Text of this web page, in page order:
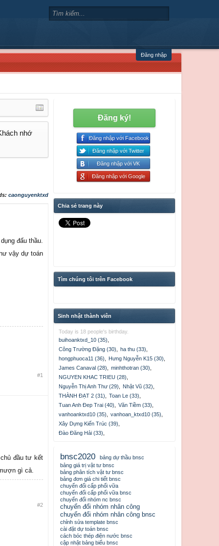
Đăng nhập
nhớ
caonguyenktxd
đấu thầu.
vậy dự toán
#1
đầu tư kết
gì cả.
#2
Đăng ký!
Đăng nhập với Facebook
Đăng nhập với Twitter
Đăng nhập với VK
Đăng nhập với Google
Chia sẻ trang này
Tìm chúng tôi trên Facebook
Sinh nhật thành viên
Today is 18 people's birthday.
buihoanktxd_10 (35)
Công Trường Đặng (30)
ha thu (33)
hongphuoca11 (36)
Hưng Nguyễn K15 (30)
James Canaval (28)
minhthotran (30)
NGUYEN KHAC TRIEU (28)
Nguyễn Thị Anh Thư (29)
Nhật Vũ (32)
THÀNH ĐẠT 2 (31)
Toan Le (33)
Tuan Anh Đep Trai (40)
Văn Tiềm (33)
vanhoanktxd10 (35)
vanhoan_ktxd10 (35)
Xây Dựng Kiến Trúc (39)
Đào Đăng Hải (33)
bnsc2020
bảng dự thầu bnsc
bảng giá trị vật tư bnsc
bảng phân tích vật tư bnsc
bảng đơn giá chi tiết bnsc
chuyển đổi cấp phối vữa
chuyển đổi cấp phối vữa bnsc
chuyển đổi nhóm nc bnsc
chuyển đổi nhóm nhân công
chuyển đổi nhóm nhân công bnsc
chỉnh sửa template bnsc
cài đặt dự toán bnsc
cách bóc thép điện nước bnsc
cập nhật bảng biểu bnsc